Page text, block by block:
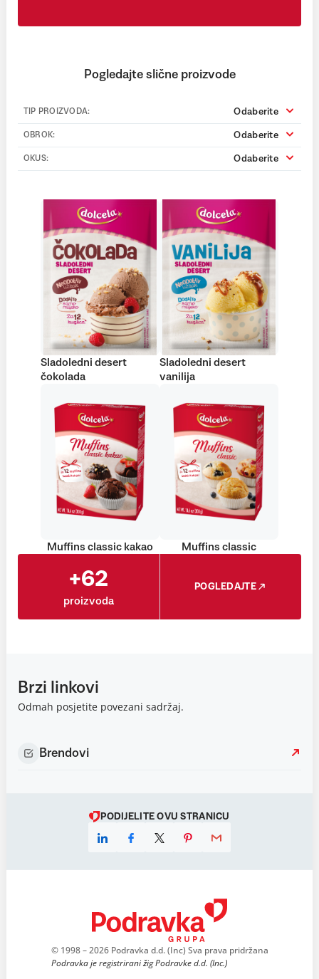
Pogledajte slične proizvode
TIP PROIZVODA: Odaberite
OBROK: Odaberite
OKUS: Odaberite
Sladoledni desert
čokolada
Sladoledni desert
vanilija
Muffins classic kakao Muffins classic
+62
proizvoda
POGLEDAJTE
Brzi linkovi
Odmah posjetite povezani sadržaj.
Brendovi
PODIJELITE OVU STRANICU
© 1998 – 2026 Podravka d.d. (Inc) Sva prava pridržana
Podravka je registrirani žig Podravke d.d. (Inc.)